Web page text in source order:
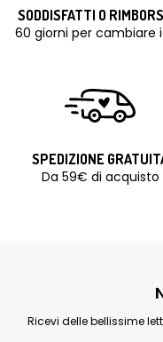
SODDISFATTI O
60 giorni per cambiare
SPEDIZIONE
Da 59€ di acquisto
Ricevi delle bellissime